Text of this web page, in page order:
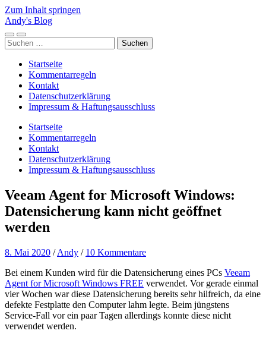
Zum Inhalt springen
Andy's Blog
Mobile-
Menü
Suchfeld
ein-/ausblenden
Suchen
nach:
Startseite
Kommentarregeln
Kontakt
Datenschutzerklärung
Impressum & Haftungsausschluss
Startseite
Kommentarregeln
Kontakt
Datenschutzerklärung
Impressum & Haftungsausschluss
Veeam Agent for Microsoft Windows:
Datensicherung kann nicht geöffnet
werden
8. Mai 2020 /Andy / 10 Kommentare
Bei einem Kunden wird für die Datensicherung eines PCs Veeam
Agent for Microsoft Windows FREE verwendet. Vor gerade einmal
vier Wochen war diese Datensicherung bereits sehr hilfreich, da eine
defekte Festplatte den Computer lahm legte. Beim jüngstens
Service-Fall vor ein paar Tagen allerdings konnte diese nicht
verwendet werden.